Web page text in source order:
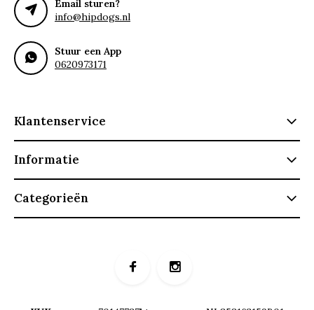
Email sturen?
info@hipdogs.nl
Stuur een App
0620973171
Klantenservice
Informatie
Categorieën